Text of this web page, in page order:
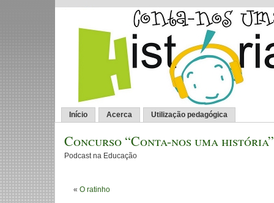
Início Acerca Utilização pedagógica
Concurso “Conta-nos uma história”
Podcast na Educação
« O ratinho